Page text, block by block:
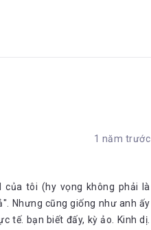
1 năm trước
của tôi (hy vọng không phải là
Nhưng cũng giống như anh ấy
tế. bạn biết đấy, kỳ ảo. Kinh dị.